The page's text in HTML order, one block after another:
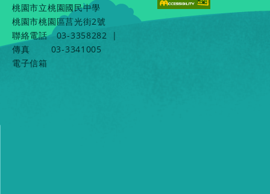
桃園市立桃園國民中學
桃園市桃園區莒光街2號
聯絡電話
03-3358282
|
傳真
03-3341005
電子信箱